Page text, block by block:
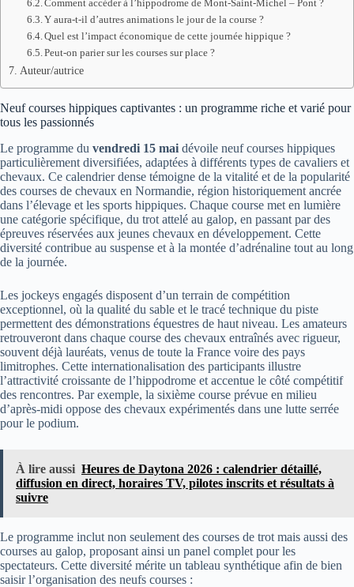
Comment accéder à l’hippodrome de Mont-Saint-Michel – Pont ?
Y aura-t-il d’autres animations le jour de la course ?
Quel est l’impact économique de cette journée hippique ?
Peut-on parier sur les courses sur place ?
Auteur/autrice
Neuf courses hippiques captivantes : un programme riche et varié pour
tous les passionnés
Le programme du vendredi 15 mai dévoile neuf courses hippiques
particulièrement diversifiées, adaptées à différents types de cavaliers et
chevaux. Ce calendrier dense témoigne de la vitalité et de la popularité
des courses de chevaux en Normandie, région historiquement ancrée
dans l’élevage et les sports hippiques. Chaque course met en lumière
une catégorie spécifique, du trot attelé au galop, en passant par des
épreuves réservées aux jeunes chevaux en développement. Cette
diversité contribue au suspense et à la montée d’adrénaline tout au long
de la journée.
Les jockeys engagés disposent d’un terrain de compétition
exceptionnel, où la qualité du sable et le tracé technique du piste
permettent des démonstrations équestres de haut niveau. Les amateurs
retrouveront dans chaque course des chevaux entraînés avec rigueur,
souvent déjà lauréats, venus de toute la France voire des pays
limitrophes. Cette internationalisation des participants illustre
l’attractivité croissante de l’hippodrome et accentue le côté compétitif
des rencontres. Par exemple, la sixième course prévue en milieu
d’après-midi oppose des chevaux expérimentés dans une lutte serrée
pour le podium.
À lire aussi Heures de Daytona 2026 : calendrier détaillé,
diffusion en direct, horaires TV, pilotes inscrits et résultats à
suivre
Le programme inclut non seulement des courses de trot mais aussi des
courses au galop, proposant ainsi un panel complet pour les
spectateurs. Cette diversité mérite un tableau synthétique afin de bien
saisir l’organisation des neufs courses :